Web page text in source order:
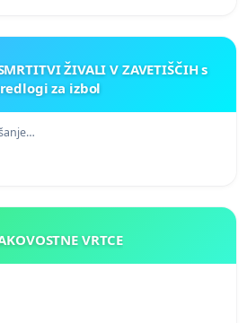
za izbol
VRTCE